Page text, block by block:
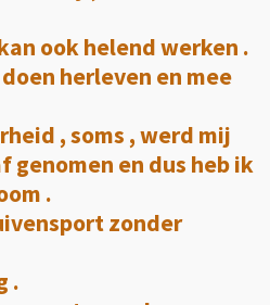
ook helend werken .
herleven en mee
, soms , werd mij
en dus heb ik
.
zonder
.